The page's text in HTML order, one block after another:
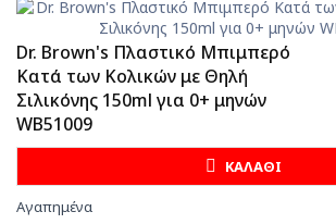
Dr. Brown's Πλαστικό Μπιμπερό
Κατά των Κολικών με Θηλή
Σιλικόνης 150ml για 0+ μηνών
WB51009
ΚΑΛΑΘΙ
Αγαπημένα